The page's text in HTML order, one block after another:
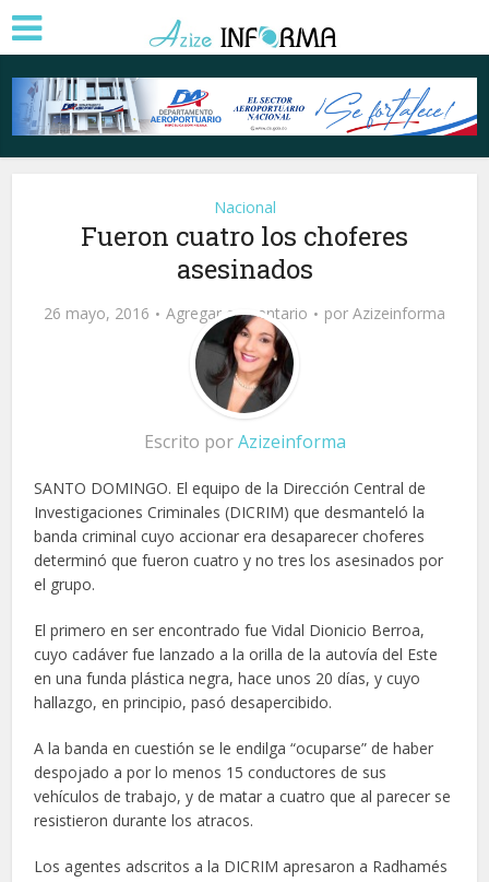
Nacional
Fueron cuatro los choferes
asesinados
26 mayo, 2016 Agregar comentario por Azizeinforma
Escrito porAzizeinforma
SANTO DOMINGO. El equipo de la Dirección Central de
Investigaciones Criminales (DICRIM) que desmanteló la
banda criminal cuyo accionar era desaparecer choferes
determinó que fueron cuatro y no tres los asesinados por
el grupo.
El primero en ser encontrado fue Vidal Dionicio Berroa,
cuyo cadáver fue lanzado a la orilla de la autovía del Este
en una funda plástica negra, hace unos 20 días, y cuyo
hallazgo, en principio, pasó desapercibido.
A la banda en cuestión se le endilga “ocuparse” de haber
despojado a por lo menos 15 conductores de sus
vehículos de trabajo, y de matar a cuatro que al parecer se
resistieron durante los atracos.
Los agentes adscritos a la DICRIM apresaron a Radhamés